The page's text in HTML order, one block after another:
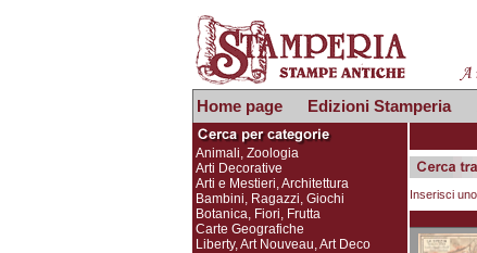
Home page Edizioni Stamperia
Animali, Zoologia
Arti Decorative
Arti e Mestieri, Architettura
Bambini, Ragazzi, Giochi
Botanica, Fiori, Frutta
Carte Geografiche
Liberty, Art Nouveau, Art Deco
Inserisci